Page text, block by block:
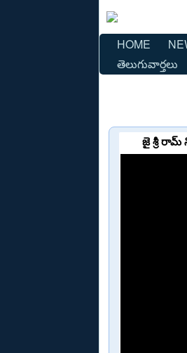
HOME
తెలుగువార్తలు
జై శ్రీ రామ్